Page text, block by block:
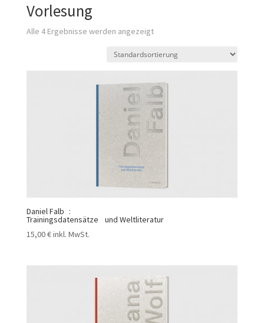
Vorlesung
Alle 4 Ergebnisse werden angezeigt
Daniel Falb :
Trainingsdatensätze und Weltliteratur
15,00€inkl. MwSt.